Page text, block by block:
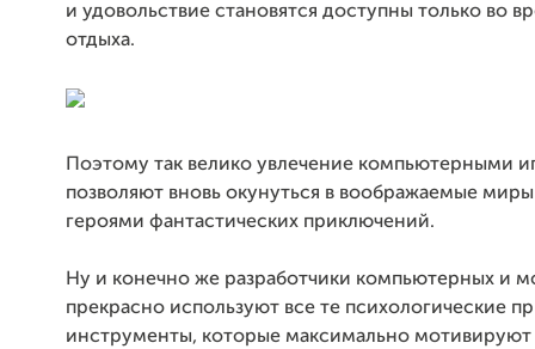
и удовольствие становятся доступны только во
отдыха.
Поэтому так велико увлечение компьютерными
позволяют вновь окунуться в воображаемые миры
героями фантастических приключений.
Ну и конечно же разработчики компьютерных и
прекрасно используют все те психологические
инструменты, которые максимально